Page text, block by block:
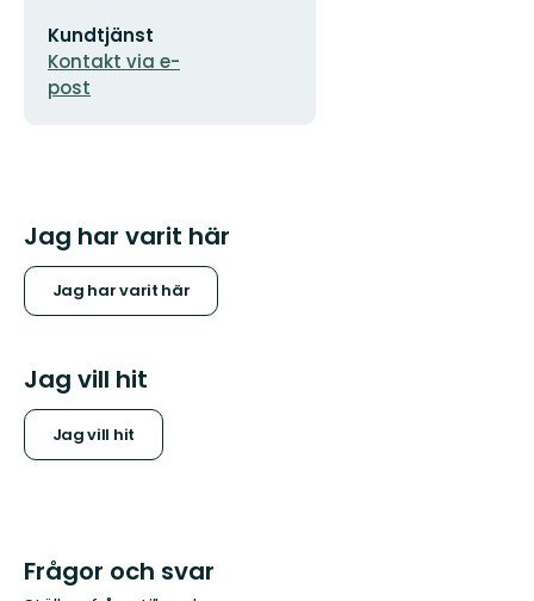
postadress
Kundtjänst
Kontakt via e-
post
Jag har varit här
Jag har varit här
Jag vill hit
Jag vill hit
Frågor och svar